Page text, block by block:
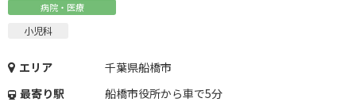
病院・医療
小児科
エリア
千葉県船橋市
最寄り駅
船橋市役所から車で5分